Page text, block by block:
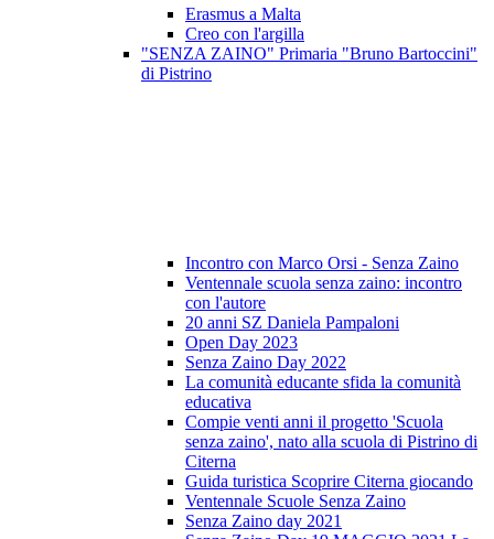
Erasmus a Malta
Creo con l'argilla
"SENZA ZAINO" Primaria "Bruno Bartoccini"
di Pistrino
Incontro con Marco Orsi - Senza Zaino
Ventennale scuola senza zaino: incontro
con l'autore
20 anni SZ Daniela Pampaloni
Open Day 2023
Senza Zaino Day 2022
La comunità educante sfida la comunità
educativa
Compie venti anni il progetto 'Scuola
senza zaino', nato alla scuola di Pistrino di
Citerna
Guida turistica Scoprire Citerna giocando
Ventennale Scuole Senza Zaino
Senza Zaino day 2021